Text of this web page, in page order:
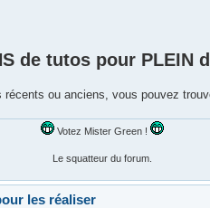
de tutos pour PLEIN
ou anciens, vous pouvez
Votez Mister Green !
Le squatteur du forum.
les réaliser